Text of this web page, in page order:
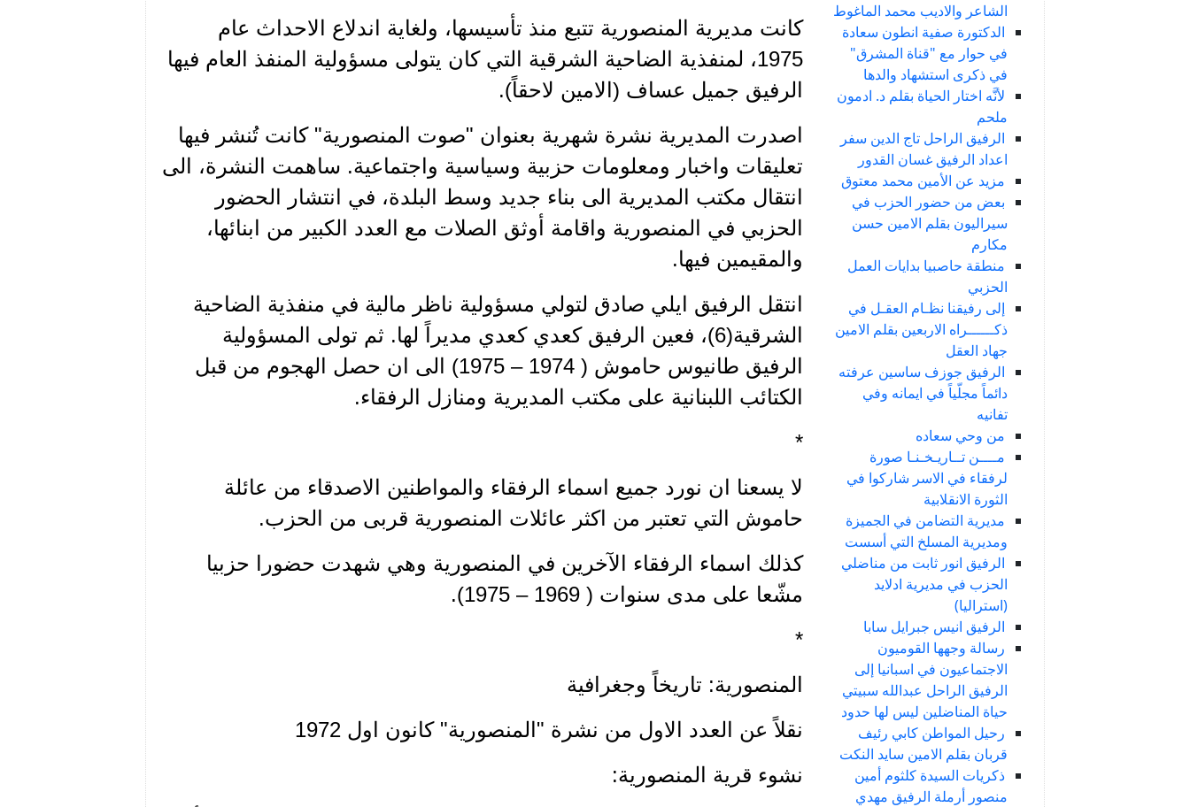
الشاعر والاديب محمد الماغوط
الدكتورة صفية انطون سعادة
في حوار مع "قناة المشرق"
في ذكرى استشهاد والدها
لأنَّه اختار الحياة بقلم د. ادمون
ملحم
الرفيق الراحل تاج الدين سفر
اعداد الرفيق غسان القدور
مزيد عن الأمين محمد معتوق
بعض من حضور الحزب في
سيراليون بقلم الامين حسن
مكارم
منطقة حاصبيا بدايات العمل
الحزبي
إلى رفيقنا نظـام العقـل في
ذكــــــراه الاربعين بقلم الامين
جهاد العقل
الرفيق جوزف ساسين عرفته
دائماً مجلّياً في ايمانه وفي
تفانيه
من وحي سعاده
مــــن تــاريـخـنـا صورة
لرفقاء في الاسر شاركوا في
الثورة الانقلابية
مديرية التضامن في الجميزة
ومديرية المسلخ التي أسست
الرفيق انور ثابت من مناضلي
الحزب في مديرية ادلايد
(استراليا)
الرفيق انيس جبرايل سابا
رسالة وجهها القوميون
الاجتماعيون في اسبانيا إلى
الرفيق الراحل عبدالله سبيتي
حياة المناضلين ليس لها حدود
رحيل المواطن كابي رئيف
قربان بقلم الامين سايد النكت
ذكريات السيدة كلثوم أمين
منصور أرملة الرفيق مهدي
كانت مديرية المنصورية تتبع منذ تأسيسها، ولغاية اندلاع الاحداث عام
1975، لمنفذية الضاحية الشرقية التي كان يتولى مسؤولية المنفذ العام فيها
الرفيق جميل عساف (الامين لاحقاً).
اصدرت المديرية نشرة شهرية بعنوان "صوت المنصورية" كانت تُنشر فيها
تعليقات واخبار ومعلومات حزبية وسياسية واجتماعية. ساهمت النشرة، الى
انتقال مكتب المديرية الى بناء جديد وسط البلدة، في انتشار الحضور
الحزبي في المنصورية واقامة أوثق الصلات مع العدد الكبير من ابنائها،
والمقيمين فيها.
انتقل الرفيق ايلي صادق لتولي مسؤولية ناظر مالية في منفذية الضاحية
الشرقية(6)، فعين الرفيق كعدي كعدي مديراً لها. ثم تولى المسؤولية
الرفيق طانيوس حاموش ( 1974 – 1975) الى ان حصل الهجوم من قبل
الكتائب اللبنانية على مكتب المديرية ومنازل الرفقاء.
*
لا يسعنا ان نورد جميع اسماء الرفقاء والمواطنين الاصدقاء من عائلة
حاموش التي تعتبر من اكثر عائلات المنصورية قربى من الحزب.
كذلك اسماء الرفقاء الآخرين في المنصورية وهي شهدت حضورا حزبيا
مشّعا على مدى سنوات ( 1969 – 1975).
*
المنصورية: تاريخاً وجغرافية
نقلاً عن العدد الاول من نشرة "المنصورية" كانون اول 1972
نشوء قرية المنصورية: